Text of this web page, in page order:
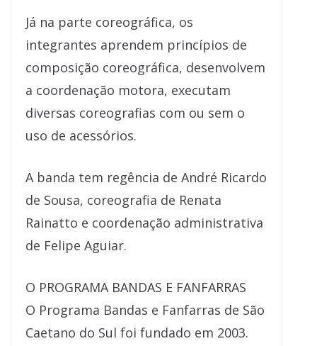
Já na parte coreográfica, os
integrantes aprendem princípios de
composição coreográfica, desenvolvem
a coordenação motora, executam
diversas coreografias com ou sem o
uso de acessórios.
A banda tem regência de André Ricardo
de Sousa, coreografia de Renata
Rainatto e coordenação administrativa
de Felipe Aguiar.
O PROGRAMA BANDAS E FANFARRAS
O Programa Bandas e Fanfarras de São
Caetano do Sul foi fundado em 2003.